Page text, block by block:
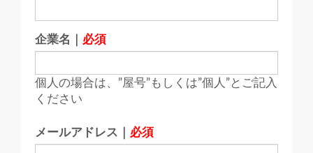
企業名｜ 必須
個人の場合は、”屋号”もしくは”個人”とご記入
ください
メールアドレス｜ 必須